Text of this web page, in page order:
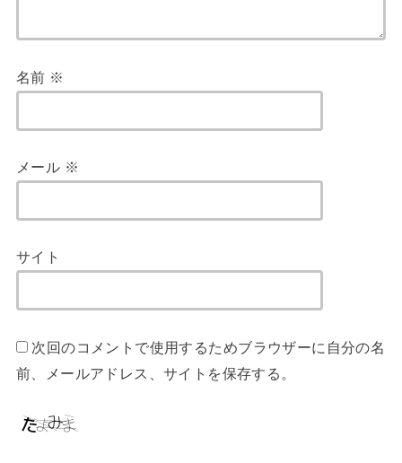
名前 ※
メール ※
サイト
次回のコメントで使用するためブラウザーに自分の名
前、メールアドレス、サイトを保存する。